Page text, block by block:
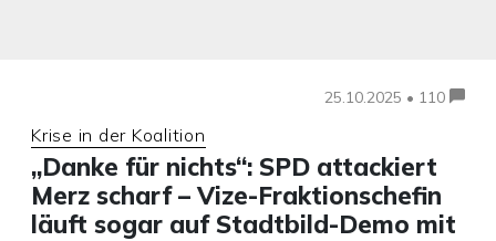
25.10.2025 • 110
Krise in der Koalition
„Danke für nichts“: SPD attackiert
Merz scharf – Vize-Fraktionschefin
läuft sogar auf Stadtbild-Demo mit